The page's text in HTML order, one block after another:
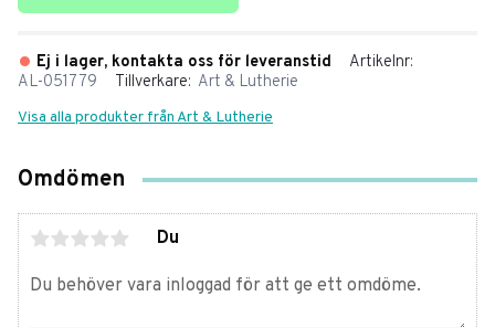
Ej i lager, kontakta oss för leveranstid
Artikelnr
AL-051779
Tillverkare Art & Lutherie
Visa alla produkter från Art & Lutherie
Omdömen
Du